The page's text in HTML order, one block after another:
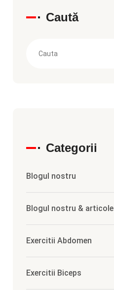
Caută
Categorii
Blogul nostru
Blogul nostru & articole
Exercitii Abdomen
Exercitii Biceps